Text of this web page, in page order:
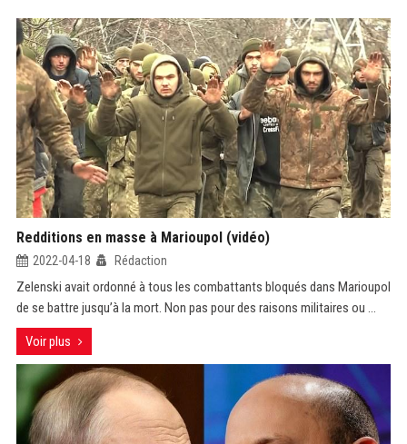
Redditions en masse à Marioupol (vidéo)
2022-04-18 Rédaction
Zelenski avait ordonné à tous les combattants bloqués dans Marioupol
de se battre jusqu’à la mort. Non pas pour des raisons militaires ou ...
Voir plus